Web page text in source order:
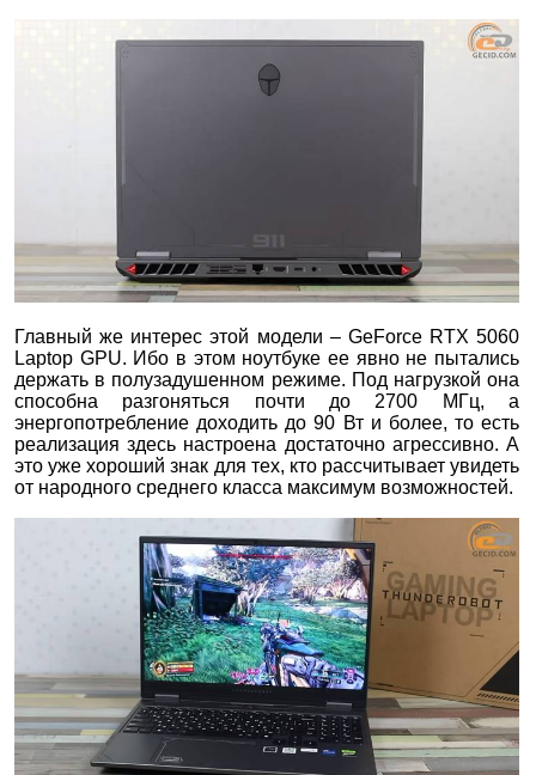
Главный же интерес этой модели – GeForce RTX 5060
Laptop GPU. Ибо в этом ноутбуке ее явно не пытались
держать в полузадушенном режиме. Под нагрузкой она
способна разгоняться почти до 2700 МГц, а
энергопотребление доходить до 90 Вт и более, то есть
реализация здесь настроена достаточно агрессивно. А
это уже хороший знак для тех, кто рассчитывает увидеть
от народного среднего класса максимум возможностей.